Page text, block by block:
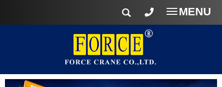
Toggle
MENU